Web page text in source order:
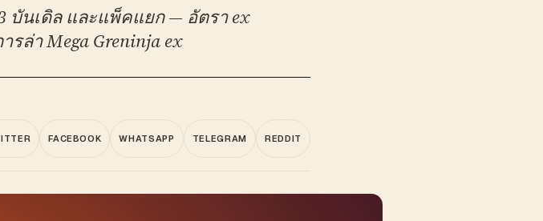
บันเดิล และแพ็คแยก — อัตรา ex
ล่า Mega Greninja ex
FACEBOOK WHATSAPP TELEGRAM REDDIT